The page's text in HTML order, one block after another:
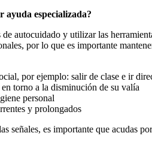
ayuda especializada?
de autocuidado y utilizar las
por lo que es importante
por ejemplo: salir de clase e ir
torno a la disminución de su valía
personal
y prolongados
señales, es importante que acudas